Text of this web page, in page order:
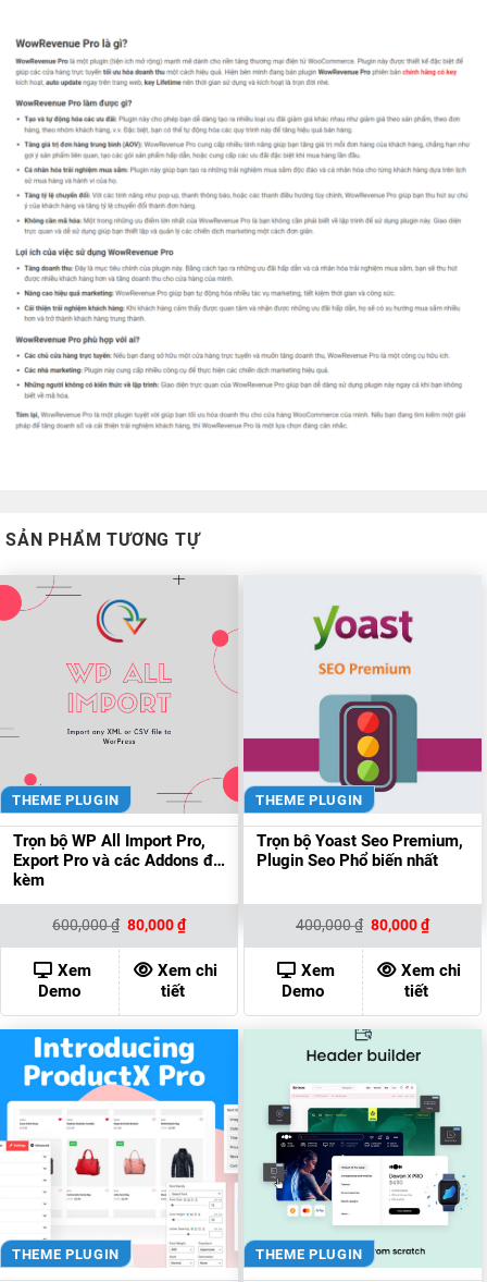
SẢN PHẨM TƯƠNG TỰ
THEME PLUGIN
Trọn bộ WP All Import Pro,
Export Pro và các Addons đi
kèm
600,000₫ Giá
gốc
là:
600,000 ₫.
80,000₫Giá
hiện
tại
là:
80,000 ₫.
Xem
Demo
Xem chi
tiết
THEME PLUGIN
Trọn bộ Yoast Seo Premium,
Plugin Seo Phổ biến nhất
400,000₫ Giá
gốc
là:
400,000 ₫.
80,000₫Giá
hiện
tại
là:
80,000
Xem
Demo
Xem chi
tiết
THEME PLUGIN THEME PLUGIN